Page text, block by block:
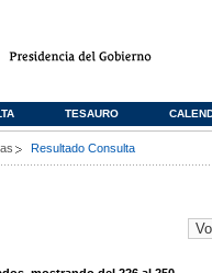
TESAURO
Resultado Consulta